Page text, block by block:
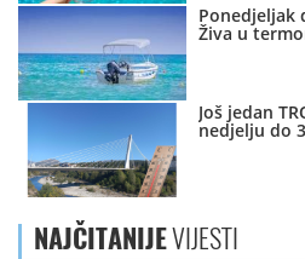
Ponedjeljak
Živa u
Još jedan
nedjelju do
NAJČITANIJEVIJESTI